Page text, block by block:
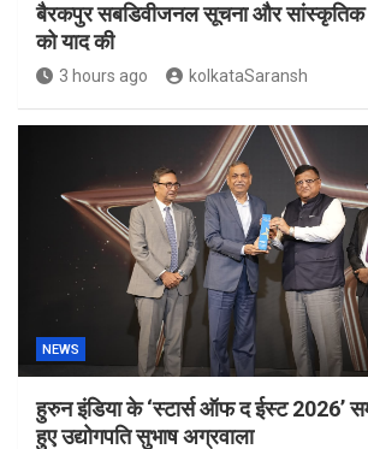
बैरकपुर सबडिवीजनल सूचना और सांस्कृतिक
को याद की
3 hours ago kolkataSaransh
NEWS
हुरुन इंडिया के ‘स्टार्स ऑफ द ईस्ट 2026’
हुए उद्योगपति सुभाष अग्रवाला